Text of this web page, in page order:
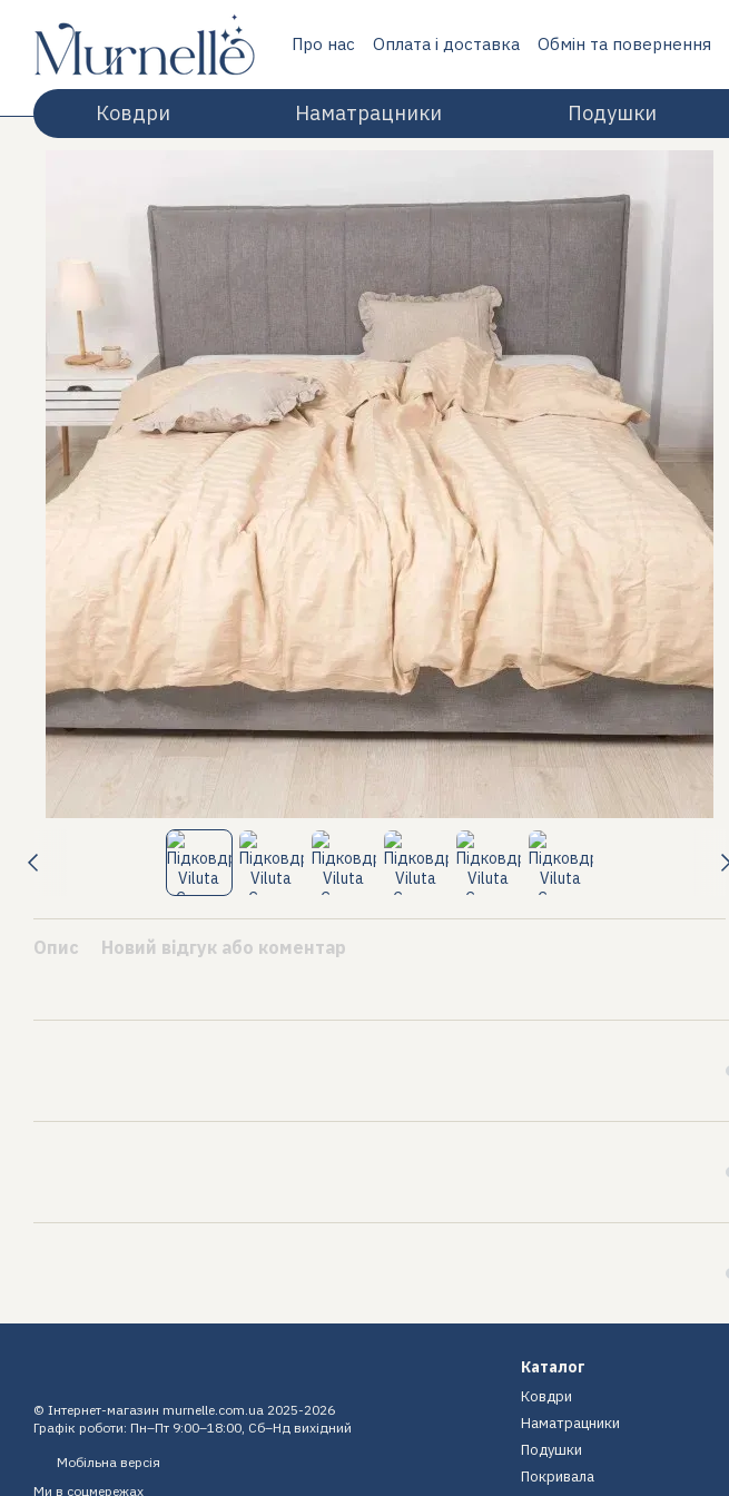
Перейти до основного контенту
Про нас Оплата і доставка Обмін та повернення
Ковдри Наматрацники Подушки
Опис Новий відгук або коментар
© Інтернет-магазин murnelle.com.ua 2025-2026
Графік роботи: Пн–Пт 9:00–18:00, Сб–Нд вихідний
Мобільна версія
Ми в соцмережах
Каталог
Ковдри
Наматрацники
Подушки
Покривала